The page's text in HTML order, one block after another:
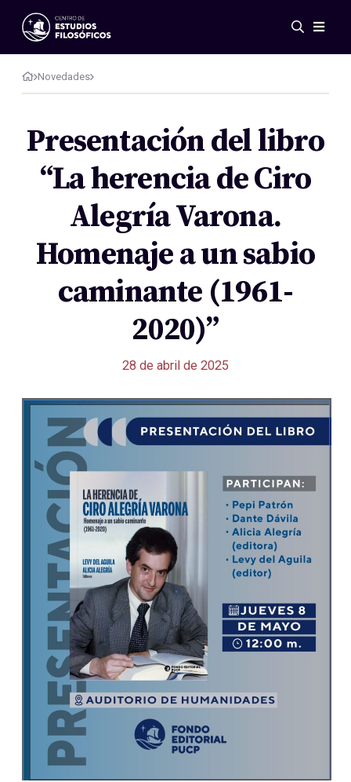
Eventos
Novedades
Investigación
Publicaciones
Galería
Acerca de nosotros
Reglamento
Novedades
Presentación del libro
“La herencia de Ciro
Alegría Varona.
Homenaje a un sabio
caminante (1961-
2020)”
28 de abril de 2025